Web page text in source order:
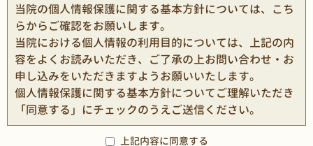
当院の個人情報保護に関する基本方針については、こち
らからご確認をお願いします。
当院における個人情報の利用目的については、上記の内
容をよくお読みいただき、ご了承の上お問い合わせ・お
申し込みをいただきますようお願いいたします。
個人情報保護に関する基本方針についてご理解いただき
「同意する」にチェックのうえご送信ください。
上記内容に同意する